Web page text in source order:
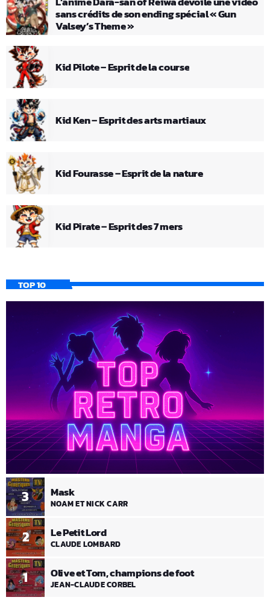
sans crédits de son ending spécial « Gun
Valsey’s Theme »
Kid Pilote – Esprit de la course
Kid Ken – Esprit des arts martiaux
Kid Fourasse – Esprit de la nature
Kid Pirate – Esprit des 7 mers
TOP 10
1 Olive et Tom, champions de foot
JEAN-CLAUDE CORBEL
2 Le Petit Lord
CLAUDE LOMBARD
3 Mask
NOAM ET NICK CARR